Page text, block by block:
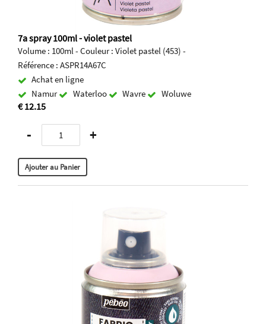
7a spray 100ml - violet pastel
Volume : 100ml - Couleur : Violet pastel (453) -
Référence : ASPR14A67C
Achat en ligne
Namur
Waterloo Wavre Woluwe
€ 12.15
- +